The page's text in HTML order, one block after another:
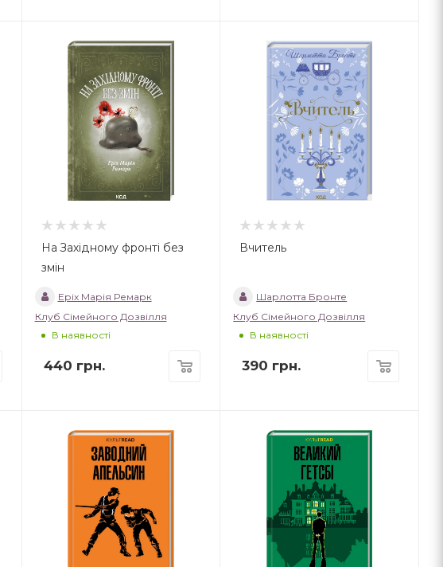
На Західному фронті без
змін
Еріх Марія Ремарк
Клуб Сімейного Дозвілля
В наявності
440 грн.
Вчитель
Шарлотта Бронте
Клуб Сімейного Дозвілля
В наявності
390 грн.